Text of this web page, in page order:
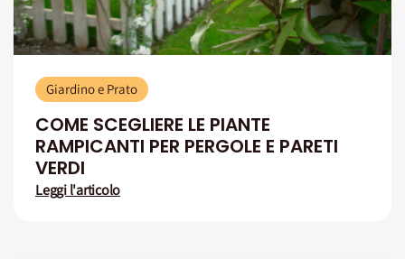
Giardino e Prato
COME SCEGLIERE LE PIANTE
RAMPICANTI PER PERGOLE E PARETI
VERDI
Leggi l'articolo